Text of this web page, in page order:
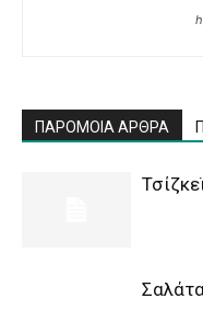
ΠΑΡΟΜΟΙΑ ΑΡΘΡΑ